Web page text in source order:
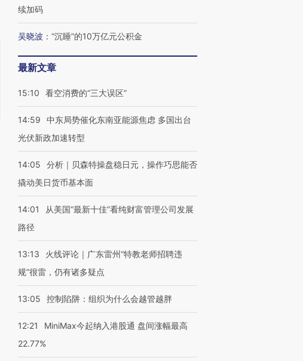
续加码
吴晓波 ： “沉睡”的10万亿元公积金
最新文章
15:10 看空消费的“三大误区”
14:59
中东局势催化东南亚能源焦虑 多国出台
光伏新政加速转型
14:05
分析｜贝森特操盘稳日元，操作巧思能否
撬动美日货币基本面
14:01
从美国“最新十佳”看纯财富管理公司发展
路径
13:13
火线评论｜广东雷州“特教老师招聘违
规”很雷，仍有诸多疑点
13:05 控制陷阱：组织为什么会越管越胖
12:21
MiniMax今起纳入港股通 盘间涨幅最高
22.77%